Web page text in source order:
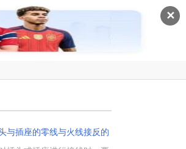
✕
与插座的零线与火线接反的